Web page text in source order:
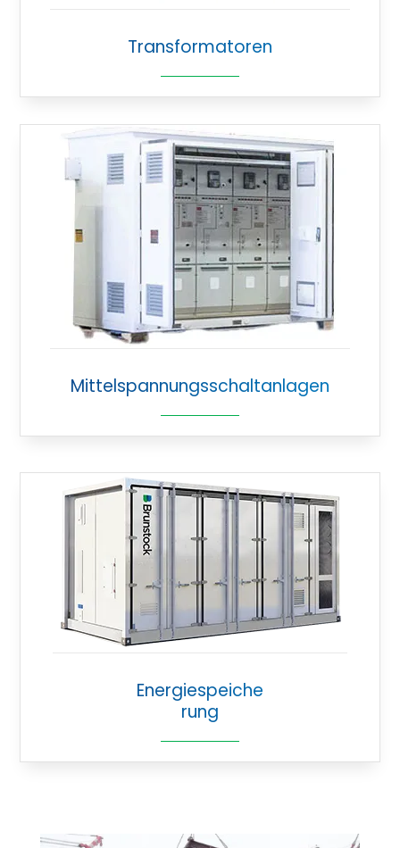
Transformatoren
Mittelspannungsschaltanlagen
Energiespeiche
rung